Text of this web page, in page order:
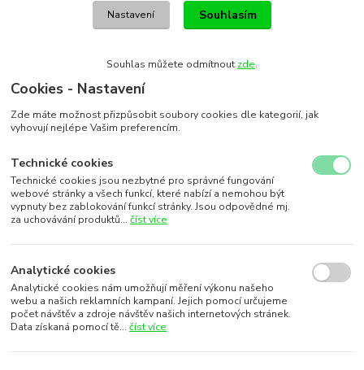
Nastavení Souhlasím
Souhlas můžete odmítnout zde.
Cookies - Nastavení
Zde máte možnost přizpůsobit soubory cookies dle kategorií, jak
vyhovují nejlépe Vašim preferencím.
Technické cookies
Technické cookies jsou nezbytné pro správné fungování
webové stránky a všech funkcí, které nabízí a nemohou být
vypnuty bez zablokování funkcí stránky. Jsou odpovědné mj.
za uchovávání produktů...číst více
Analytické cookies
Analytické cookies nám umožňují měření výkonu našeho
webu a našich reklamních kampaní. Jejich pomocí určujeme
počet návštěv a zdroje návštěv našich internetových stránek.
Data získaná pomocí tě...číst více